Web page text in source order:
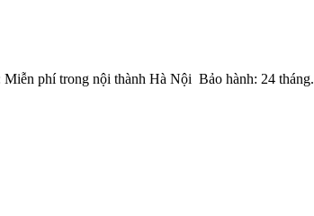
phí trong nội thành Hà Nội Bảo hành: 24 tháng.